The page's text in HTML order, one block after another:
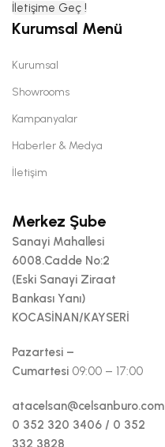
İletişime Geç !
Kurumsal Menü
Kurumsal
Showrooms
Kampanyalar
Haberler & Medya
İletişim
Merkez Şube
Sanayi Mahallesi
6008.Cadde No:2
(Eski Sanayi Ziraat
Bankası Yanı)
KOCASİNAN/KAYSERİ
Pazartesi –
Cumartesi 09:00 – 17:00
atacelsan@celsanburo.com
0 352 320 3406 / 0 352